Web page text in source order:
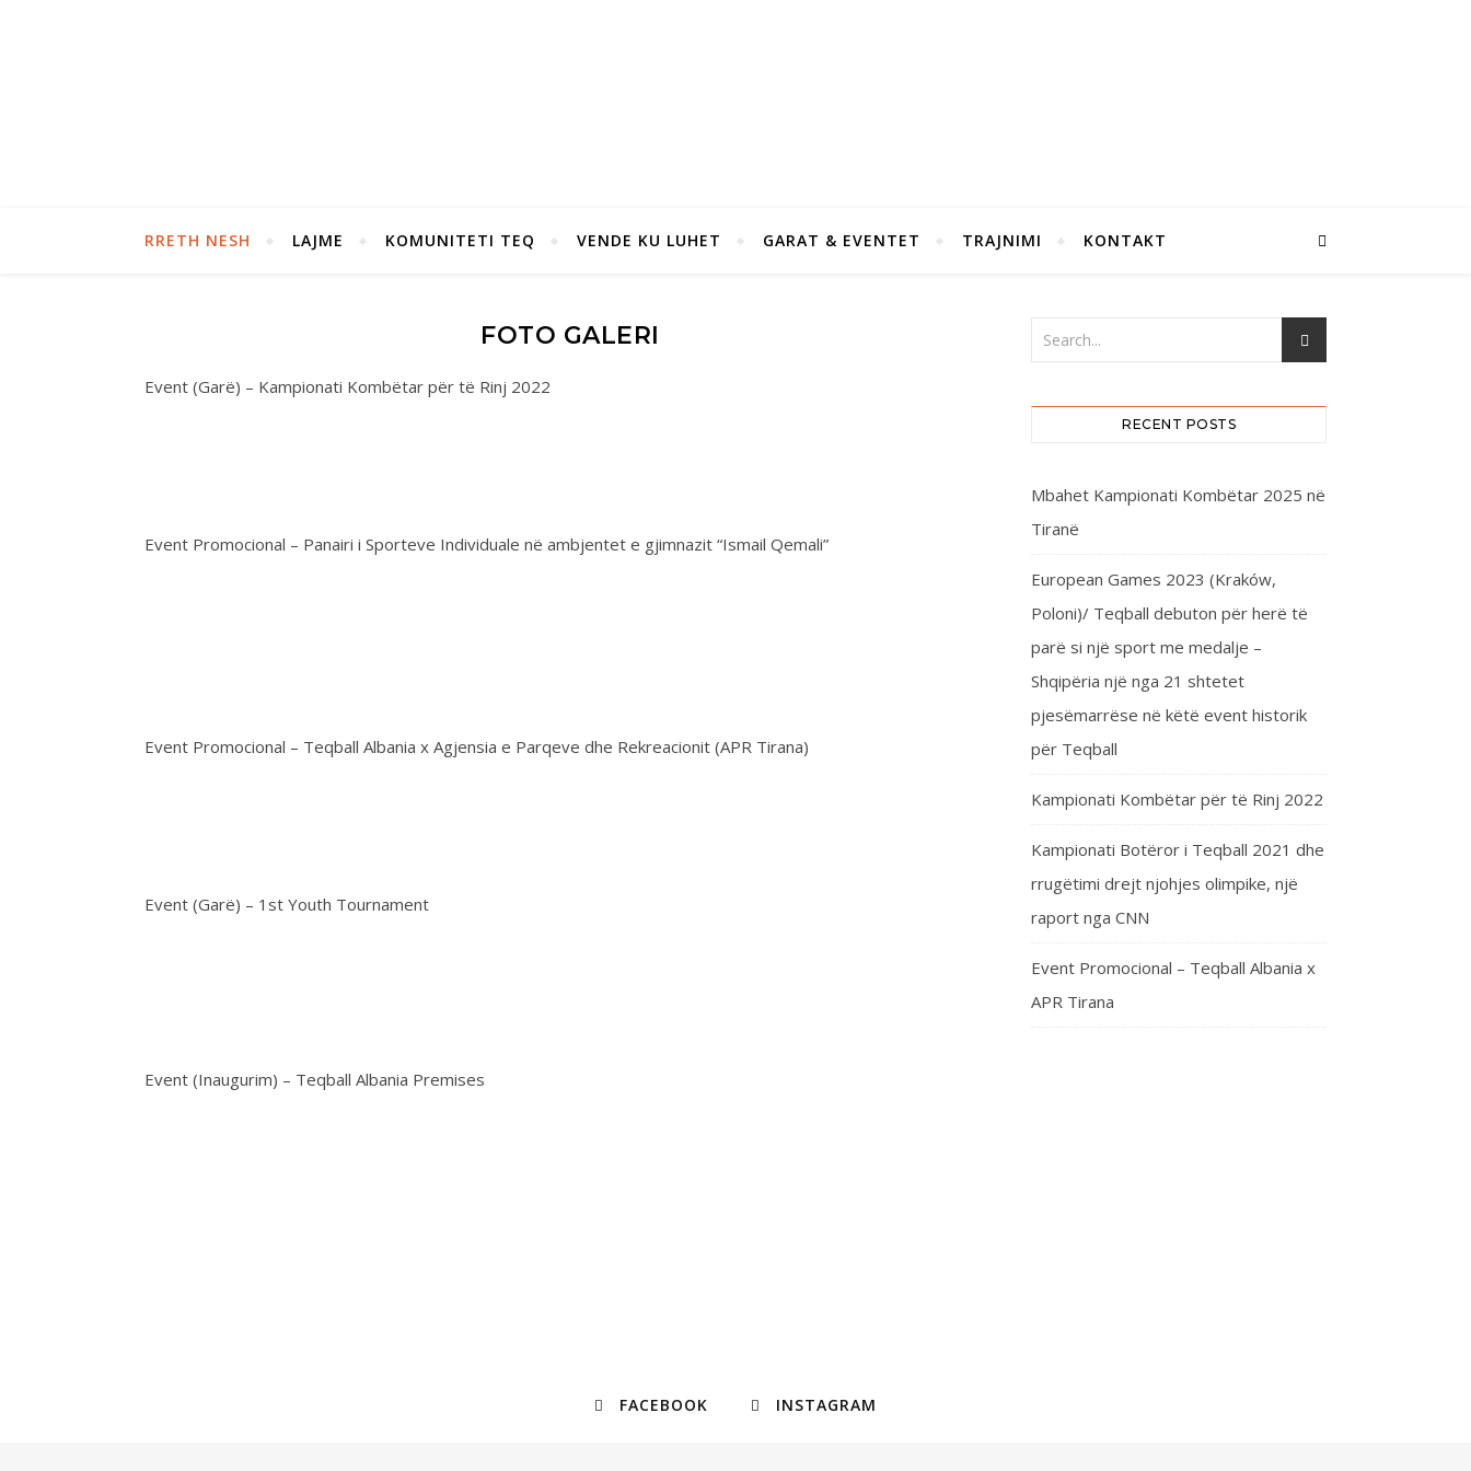
RRETH NESH LAJME KOMUNITETI TEQ VENDE KU LUHET GARAT & EVENTET TRAJNIMI KONTAKT
FOTO GALERI
Event (Garë) – Kampionati Kombëtar për të Rinj 2022
Event Promocional – Panairi i Sporteve Individuale në ambjentet e gjimnazit “Ismail Qemali”
Event Promocional – Teqball Albania x Agjensia e Parqeve dhe Rekreacionit (APR Tirana)
Event (Garë) – 1st Youth Tournament
Event (Inaugurim) – Teqball Albania Premises
RECENT POSTS
Mbahet Kampionati Kombëtar 2025 në
Tiranë
European Games 2023 (Kraków,
Poloni)/ Teqball debuton për herë të
parë si një sport me medalje –
Shqipëria një nga 21 shtetet
pjesëmarrëse në këtë event historik
për Teqball
Kampionati Kombëtar për të Rinj 2022
Kampionati Botëror i Teqball 2021 dhe
rrugëtimi drejt njohjes olimpike, një
raport nga CNN
Event Promocional – Teqball Albania x
APR Tirana
FACEBOOK INSTAGRAM